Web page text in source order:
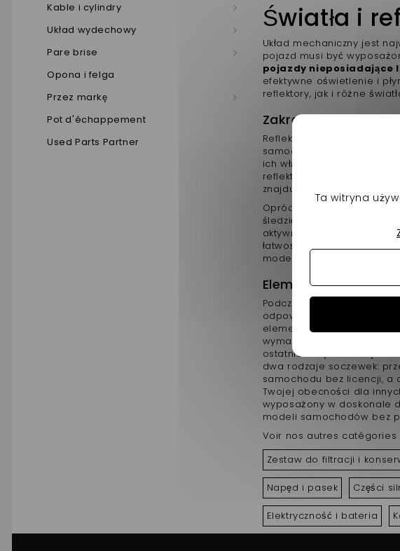
Kable i cylindry
Układ wydechowy
Pare brise
Opona i felga
Przez markę
Pot d'échappement
Used Parts Partner
Światła i
Układ mechaniczny jest
pojazd musi być
pojazdy nieposiadające
efektywne oświetlenie i
reflektory, jak i różne
Zakres części do
Reflektory samochodu
samochodu bez prawa
ich włączenia. Stąd
reflektorów. Przednie
znajdujące się przed nim.
Oprócz nich istnieją inne
śledzić Twoje ruchy i
aktywne i widoczne
łatwości za kierownicą
modele
Elementy
Podczas burzowej
odpowiedni i
elementów oświetlenia i
wymaga
ostatnie urządzenia są
dwa rodzaje soczewek:
samochodu bez licencji, a
Twojej obecności dla
wyposażony w doskonale
modeli samochodów bez
Voir nos autres catégories
Zestaw do filtracji i
Napęd i pasek Części
Elektryczność i bateria
Ta witryna